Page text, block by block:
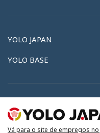
YOLO JAPAN
YOLO BASE
Vá para o site de empregos